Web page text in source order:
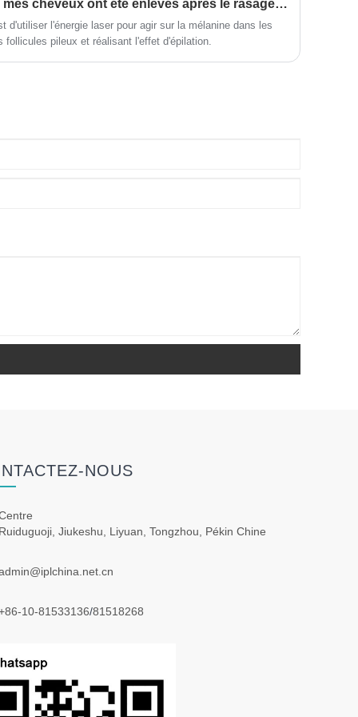
picoseconde Oriental Wison construits en
Corée avec des bras laser importés
garantissent la production d'énergie la plus
élevée, aucun tir limité et une utilisation à
opérationnelles des systèmes de machines laser IPL,
pratiques des utilisateurs telles que la sécurité,
Comment puis-je vérifier si mes cheveux ont été enlevés après le rasage du laser? BBT Pro Laser + Analyse de la peau à votre service!
d'utiliser l'énergie laser pour agir sur la mélanine dans les
pileux et réalisant l'effet d'épilation.
NOUS
Jiukeshu, Liyuan, Tongzhou, Pékin Chine
10-81533136/81518268